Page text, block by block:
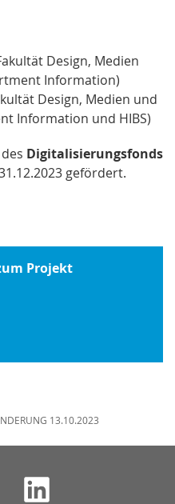
Design, Medien
Information)
Design, Medien und
Information und HIBS)
Digitalisierungsfonds
gefördert.
Projekt
13.10.2023